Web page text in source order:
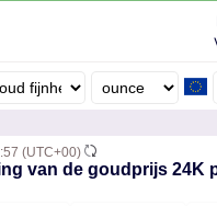
(UTC+00)
van de goudprijs 24K